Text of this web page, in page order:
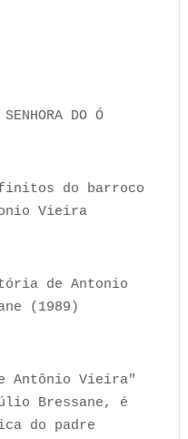
DO Ó
do barroco
Vieira
de Antonio
(1989)
Antônio Vieira"
Bressane, é
do padre